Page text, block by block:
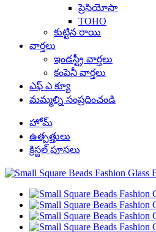
ప్రెసియోసా
TOHO
కుట్టిన రాయి
వార్తలు
ఇండస్ట్రీ వార్తలు
కంపెనీ వార్తలు
ఎఫ్ ఎ క్యూ
మమ్మల్ని సంప్రదించండి
హోమ్
ఉత్పత్తులు
క్రిస్టల్ పూసలు